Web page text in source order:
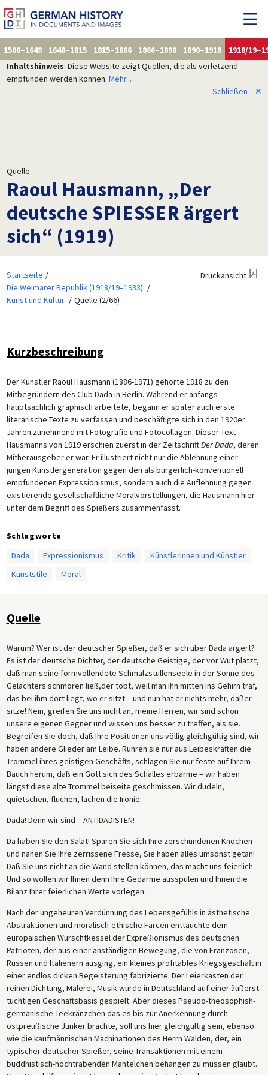
1500–1648 1648–1815 1815–1866 1866–1890 1890–1918
1918/
Inhaltshinweis: Diese Website zeigt Quellen, die als verletzend
empfunden werden können. Mehr...
Schließen
✕
Quelle
Raoul Hausmann, „Der
deutsche SPIESSER ärgert
sich“ (1919)
Startseite
Die Weimarer Republik (1918/19–1933)
Kunst und Kultur
Quelle (2/66)
Druckansicht
Kurzbeschreibung
Der Künstler Raoul Hausmann (1886-1971) gehörte 1918 zu den
Mitbegründern des Club Dada in Berlin. Während er anfangs
hauptsächlich graphisch arbeitete, begann er später auch erste
literarische Texte zu verfassen und beschäftigte sich in den 1920er
Jahren zunehmend mit Fotografie und Fotocollagen. Dieser Text
Hausmanns von 1919 erschien zuerst in der ZeitschriftDer Dada, deren
Mitherausgeber er war. Er illustriert nicht nur die Ablehnung einer
jungen Künstlergeneration gegen den als bürgerlich-konventionell
empfundenen Expressionismus, sondern auch die Auflehnung gegen
existierende gesellschaftliche Moralvorstellungen, die Hausmann hier
unter dem Begriff des Spießers zusammenfasst.
Schlagworte
Dada
Expressionismus Kritik
Künstlerinnen und Künstler
Kunststile
Moral
Quelle
Warum? Wer ist der deutscher Spießer, daß er sich über Dada ärgert?
Es ist der deutsche Dichter, der deutsche Geistige, der vor Wut platzt,
daß man seine formvollendete Schmalzstullenseele in der Sonne des
Gelachters schmoren ließ,der tobt, weil man ihn mitten ins Gehirn traf,
das bei ihm dort liegt, wo er sitzt – und nun hat er nichts mehr, daßer
sitze! Nein, greifen Sie uns nicht an, meine Herren, wir sind schon
unsere eigenen Gegner und wissen uns besser zu treffen, als sie.
Begreifen Sie doch, daß Ihre Positionen uns völlig gleichgültig sind, wir
haben andere Glieder am Leibe. Rühren sie nur aus Leibeskräften die
Trommel ihres geistigen Geschäfts, schlagen Sie nur feste auf Ihrem
Bauch herum, daß ein Gott sich des Schalles erbarme – wir haben
längst diese alte Trommel beiseite geschmissen. Wir dudeln,
quietschen, fluchen, lachen die Ironie:
Dada! Denn wir sind – ANTIDADISTEN!
Da haben Sie den Salat! Sparen Sie sich Ihre zerschundenen Knochen
und nähen Sie Ihre zerrissene Fresse, Sie haben alles umsonst getan!
Daß Sie uns nicht an die Wand stellen können, das macht uns feierlich.
Und so wollen wir Ihnen denn Ihre Gedärme ausspülen und Ihnen die
Bilanz Ihrer feierlichen Werte vorlegen.
Nach der ungeheuren Verdünnung des Lebensgefühls in ästhetische
Abstraktionen und moralisch-ethische Farcen enttauchte dem
europäischen Wurschtkessel der Expreßionismus des deutschen
Patrioten, der aus einer anständigen Bewegung, die von Franzosen,
Russen und Italienern ausging, ein kleines profitables Kriegsgeschäft in
einer endlos dicken Begeisterung fabrizierte. Der Leierkasten der
reinen Dichtung, Malerei, Musik wurde in Deutschland auf einer äußerst
tüchtigen Geschäftsbasis gespielt. Aber dieses Pseudo-theosophish-
germanische Teekränzchen das es bis zur Anerkennung durch
ostpreußische Junker brachte, soll uns hier gleichgültig sein, ebenso
wie die kaufmännischen Machinationen des Herrn Walden, der, ein
typischer deutscher Spießer, seine Transaktionen mit einem
buddhistisch-hochtrabenden Mäntelchen behängen zu müssen glaubt.